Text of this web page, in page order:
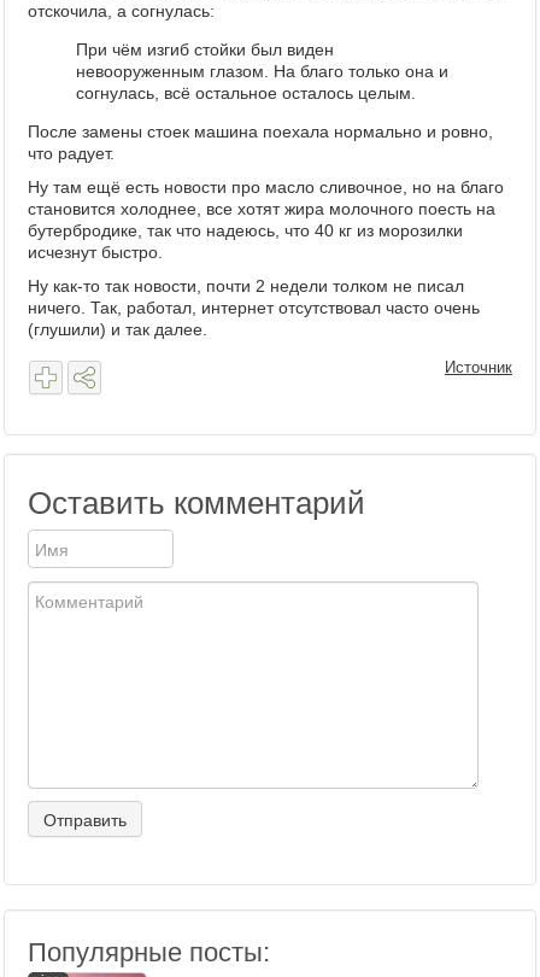
отскочила, а согнулась:
При чём изгиб стойки был виден
невооруженным глазом. На благо только она и
согнулась, всё остальное осталось целым.
После замены стоек машина поехала нормально и ровно,
что радует.
Ну там ещё есть новости про масло сливочное, но на благо
становится холоднее, все хотят жира молочного поесть на
бутербродике, так что надеюсь, что 40 кг из морозилки
исчезнут быстро.
Ну как-то так новости, почти 2 недели толком не писал
ничего. Так, работал, интернет отсутствовал часто очень
(глушили) и так далее.
Источник
Оставить комментарий
Популярные посты: